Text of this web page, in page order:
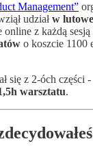
Management”
udziałw
z każdą
o koszcie 1100
się z 2-óch części -
warsztatu.